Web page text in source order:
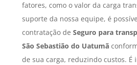
fatores, como o valor da carga
suporte da nossa equipe, é
contratação de Seguro para
São Sebastião do Uatumã
de sua carga, reduzindo custos. É